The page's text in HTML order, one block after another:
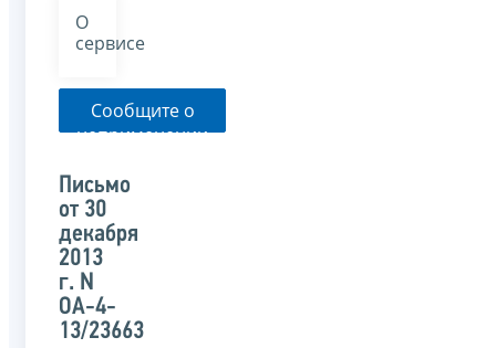
О
сервисе
Сообщите о
неприменении
органом
указанного
письма
Письмо
от 30
декабря
2013
г. N
ОА-4-
13/23663